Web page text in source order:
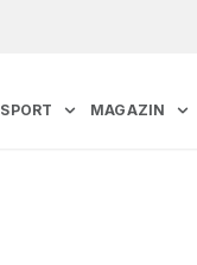
SPORT MAGAZIN